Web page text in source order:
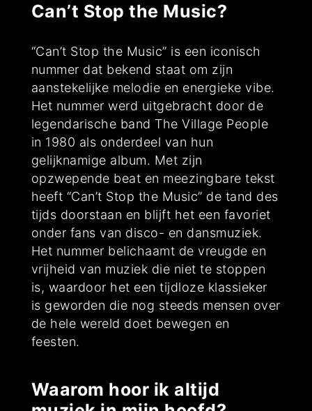
Can’t Stop the Music?
“Can’t Stop the Music” is een iconisch
nummer dat bekend staat om zijn
aanstekelijke melodie en energieke vibe.
Het nummer werd uitgebracht door de
legendarische band The Village People
in 1980 als onderdeel van hun
gelijknamige album. Met zijn
opzwepende beat en meezingbare tekst
heeft “Can’t Stop the Music” de tand des
tijds doorstaan en blijft het een favoriet
onder fans van disco- en dansmuziek.
Het nummer belichaamt de vreugde en
vrijheid van muziek die niet te stoppen
is, waardoor het een tijdloze klassieker
is geworden die nog steeds mensen over
de hele wereld doet bewegen en
feesten.
Waarom hoor ik altijd